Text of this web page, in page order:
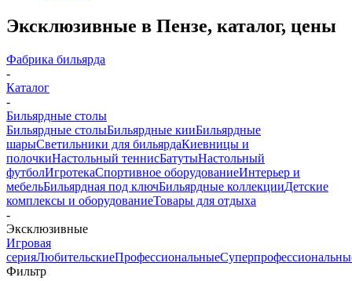
Эксклюзивные в Пензе, каталог, цены
Фабрика бильярда
-
Каталог
-
Бильярдные столы
Бильярдные столыБильярдные кииБильярдные
шарыСветильники для бильярдаКиевницы и
полочкиНастольный теннисБатутыНастольный
футболИгротекаСпортивное оборудованиеИнтерьер и
мебельБильярдная под ключБильярдные коллекцииДетские
комплексы и оборудованиеТовары для отдыха
-
Эксклюзивные
Игровая
серияЛюбительскиеПрофессиональные
Фильтр